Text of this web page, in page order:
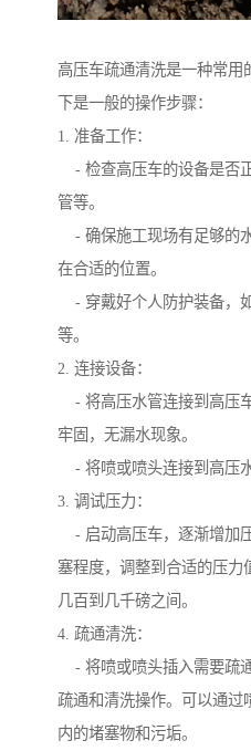
高压车疏通清洗是一种常用
下是一般的操作步骤：
1. 准备工作：
- 检查高压车的设备是否
管等。
- 确保施工现场有足够的
在合适的位置。
- 穿戴好个人防护装备，
等。
2. 连接设备：
- 将高压水管连接到高压
牢固，无漏水现象。
- 将喷或喷头连接到高压
3. 调试压力：
- 启动高压车，逐渐增加
塞程度，调整到合适的压力
几百到几千磅之间。
4. 疏通清洗：
- 将喷或喷头插入需要疏
疏通和清洗操作。可以通过
内的堵塞物和污垢。